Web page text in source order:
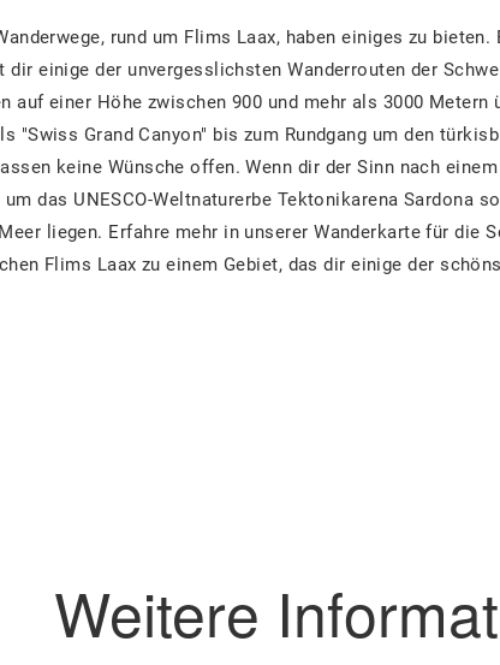
rund um Flims Laax, haben einiges zu
dir einige der unvergesslichsten Wanderrouten der
auf einer Höhe zwischen 900 und mehr als 3000 Metern
"Swiss Grand Canyon" bis zum Rundgang um den
keine Wünsche offen. Wenn dir der Sinn nach
um das UNESCO-Weltnaturerbe Tektonikarena Sardona
liegen. Erfahre mehr in unserer Wanderkarte für die
Flims Laax zu einem Gebiet, das dir einige der
Weitere